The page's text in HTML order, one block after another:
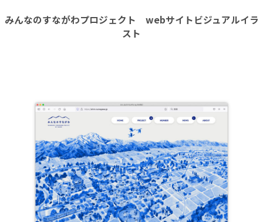
みんなのすながわプロジェクト webサイトビジュアルイラ
スト